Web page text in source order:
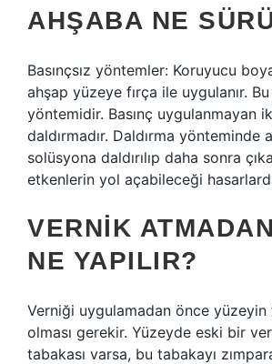
AHŞABA NE
Basınçsız yöntemler: Koruyucu
ahşap yüzeye fırça ile uygulanır.
yöntemidir. Basınç uygulanmayan
daldırmadır. Daldırma yönteminde
solüsyona daldırılıp daha sonra
etkenlerin yol açabileceği
VERNIK
NE YAPILIR?
Verniği uygulamadan önce
olması gerekir. Yüzeyde eski bir
tabakası varsa, bu tabakayı